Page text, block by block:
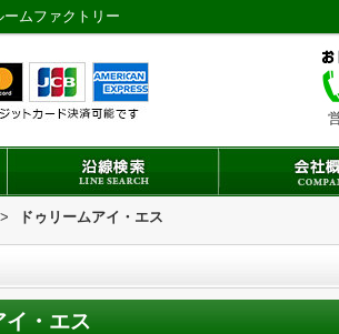
ムファクトリー
> ドゥリームアイ・エス
イ・エス